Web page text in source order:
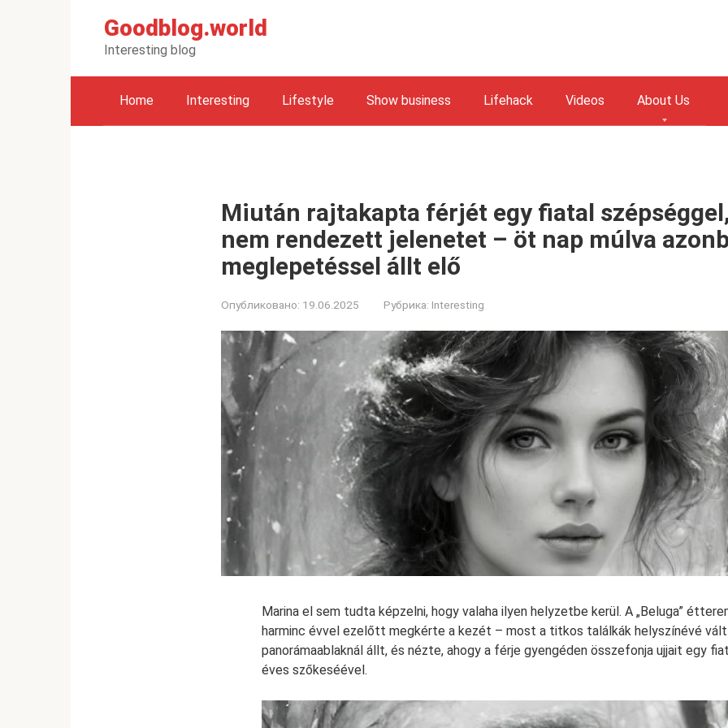
Goodblog.world
Interesting blog
Home Interesting Lifestyle Show business Lifehack Videos About Us
Miután rajtakapta férjét egy fiatal
nem rendezett jelenetet – öt nap múlva
meglepetéssel állt elő
Опубликовано: 19.06.2025 Рубрика: Interesting
Marina el sem tudta képzelni, hogy valaha ilyen helyzetbe kerül. A „Beluga”
harminc évvel ezelőtt megkérte a kezét – most a titkos találkák helyszínévé
panorámaablaknál állt, és nézte, ahogy a férje gyengéden összefonja ujjait egy
éves szőkeséével.